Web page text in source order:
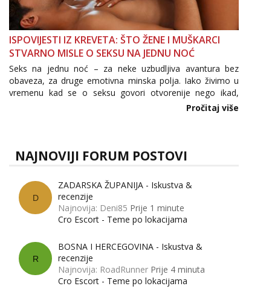
ISPOVIJESTI IZ KREVETA: ŠTO ŽENE I MUŠKARCI
STVARNO MISLE O SEKSU NA JEDNU NOĆ
Seks na jednu noć – za neke uzbudljiva avantura bez
obaveza, za druge emotivna minska polja. Iako živimo u
vremenu kad se o seksu govori otvorenije nego ikad,
tema „jedne noći strasti“ i dalje izaziva burne rasprave. Što
Pročitaj više
NAJNOVIJI FORUM POSTOVI
D
ZADARSKA ŽUPANIJA - Iskustva &
recenzije
Najnovija: Deni85 Prije 1 minute
Cro Escort - Teme po lokacijama
R
BOSNA I HERCEGOVINA - Iskustva &
recenzije
Najnovija: RoadRunner Prije 4 minuta
Cro Escort - Teme po lokacijama